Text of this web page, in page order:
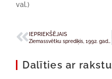
val.)
IEPRIEKŠĒJAIS
Dalīties ar rakstu